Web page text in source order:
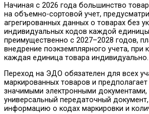
Начиная с 2026 года большинство
на объемно-сортовой учет,
агрегированных данных о товарах без
индивидуальных кодов каждой
преимущественно с 2027–2028 годов,
внедрение поэкземплярного учета, при
каждая единица товара индивидуально.
Переход на ЭДО обязателен для всех
маркированных товаров и
значимыми электронными документами,
универсальный передаточный
информацию о кодах маркировки и